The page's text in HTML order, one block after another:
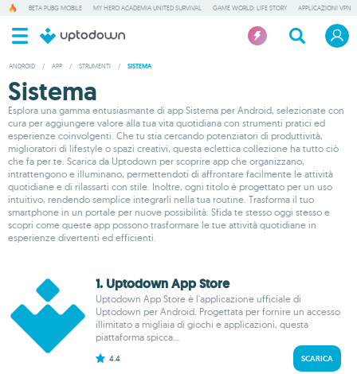
BETA PUBG MOBILE MY HERO ACADEMIA UNITED SURVIVAL GAME WORLD: LIFE STORY APPLICAZIONI VPN
ANDROID / APP / STRUMENTI / SISTEMA
Sistema
Esplora una gamma entusiasmante di app Sistema per Android, selezionate con
cura per aggiungere valore alla tua vita quotidiana con strumenti pratici ed
esperienze coinvolgenti. Che tu stia cercando potenziatori di produttività,
miglioratori di lifestyle o spazi creativi, questa eclettica collezione ha tutto ciò
che fa per te. Scarica da Uptodown per scoprire app che organizzano,
intrattengono e illuminano, permettendoti di affrontare facilmente le attività
quotidiane e di rilassarti con stile. Inoltre, ogni titolo è progettato per un uso
intuitivo, rendendo semplice integrarli nella tua routine. Trasforma il tuo
smartphone in un portale per nuove possibilità. Sfida te stesso oggi stesso e
scopri come queste app possono trasformare le tue attività quotidiane in
esperienze divertenti ed efficienti.
1. Uptodown App Store
Uptodown App Store è l'applicazione ufficiale di
Uptodown per Android. Progettata per fornire un accesso
illimitato a migliaia di giochi e applicazioni, questa
piattaforma spicca...
4.4 SCARICA